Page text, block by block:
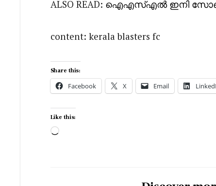
ALSO READ: ഐഎസ്എൽ ഇനി
content: kerala blasters fc
Share this:
Facebook X Email
Like this:
Loading…